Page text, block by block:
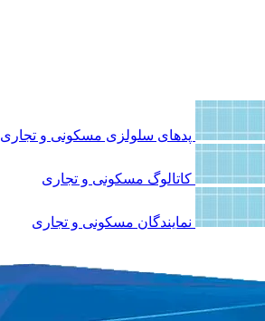
پدهای سلولزی مسکونی و تجاری
کاتالوگ مسکونی و تجاری
نمایندگان مسکونی و تجاری